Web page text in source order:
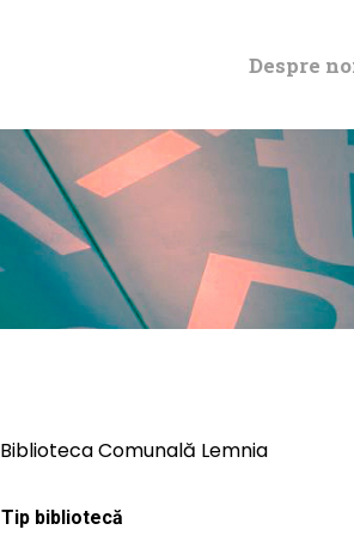
Despre
Biblioteca Comunală Lemnia
Tip bibliotecă